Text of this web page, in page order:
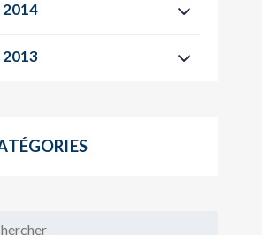
2014
2013